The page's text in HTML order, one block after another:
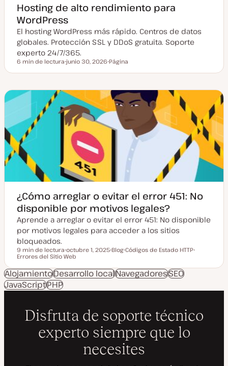
Hosting de alto rendimiento para
WordPress
El hosting WordPress más rápido. Centros de datos
globales. Protección SSL y DDoS gratuita. Soporte
experto 24/7/365.
Tiempo de lectura
6 min de lectura
e
a
c
t
u
a
a
junio 30, 2026
i
d
p
o
t
Página
¿Cómo arreglar o evitar el error 451: No
disponible por motivos legales?
Aprende a arreglar o evitar el error 451: No disponible
por motivos legales para acceder a los sitios
bloqueados.
Tiempo de lectura
9 min de lectura
F
c
h
a
a
l
i
z
octubre 1, 2025
p
o
e
t
Blog
m
a
Códigos de Estado HTTP
m
Errores del Sitio Web
AlojamientoDesarrollo localNavegadoresSEO
JavaScriptPHP